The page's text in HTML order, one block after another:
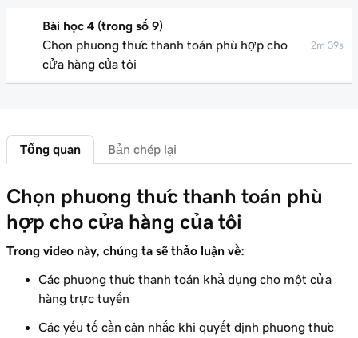
Bài học 4 (trong số 9)
Chọn phương thức thanh toán phù hợp cho
cửa hàng của tôi
2m 39s
Bài học 6 (trong số 9)
của tôi
Bài học 7 (trong số 9)
Tạo cửa hàng trực tuyến của bạn
Bài học 8 (trong số 9)
Định dạng bảng tính sản phẩm cửa hàng
trực tuyến
Tổng quan Bản chép lại
Chọn phương thức thanh toán phù
hợp cho cửa hàng của tôi
Trong video này, chúng ta sẽ thảo luận về:
Các phương thức thanh toán khả dụng cho một cửa
hàng trực tuyến
Các yếu tố cần cân nhắc khi quyết định phương thức